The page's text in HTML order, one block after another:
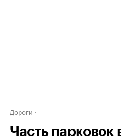
Дороги
Часть парковок